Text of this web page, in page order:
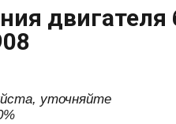
уточняйте